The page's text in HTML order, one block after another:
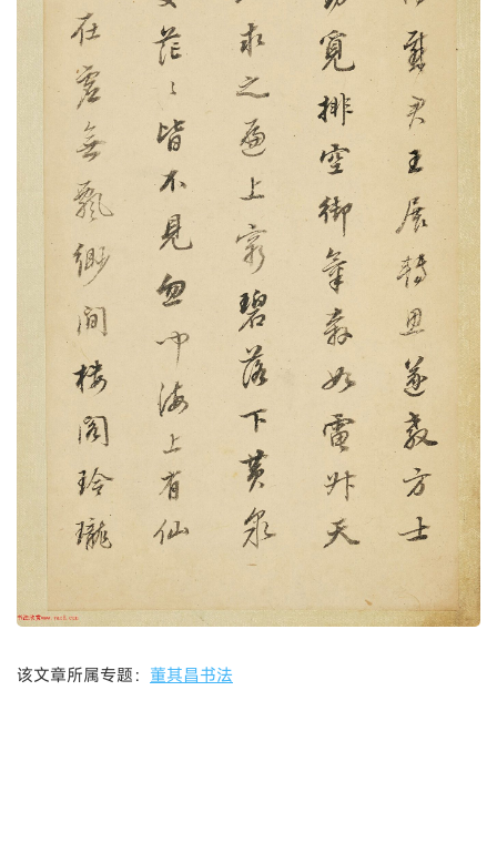
该文章所属专题： 董其昌书法